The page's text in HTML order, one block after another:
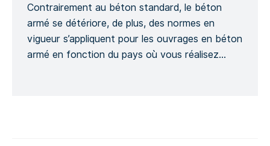
Contrairement au béton standard, le béton
armé se détériore, de plus, des normes en
vigueur s’appliquent pour les ouvrages en béton
armé en fonction du pays où vous réalisez